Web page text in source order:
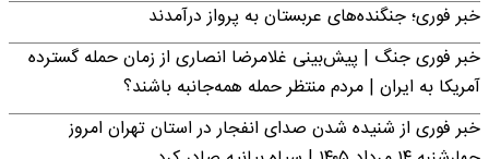
خبر فوری؛ جنگنده‌های عربستان به پرواز درآمدند
خبر فوری جنگ | پیش‌بینی غلامرضا انصاری از زمان حمله گسترده
آمریکا به ایران | مردم منتظر حمله همه‌جانبه باشند؟
خبر فوری از شنیده شدن صدای انفجار در استان تهران امروز